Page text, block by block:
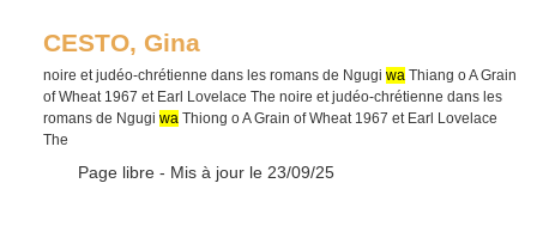
CESTO, Gina
noire et judéo-chrétienne dans les romans de Ngugi wa Thiang o A Grain
of Wheat 1967 et Earl Lovelace The noire et judéo-chrétienne dans les
romans de Ngugi wa Thiong o A Grain of Wheat 1967 et Earl Lovelace
The
Type :
Page libre - Mis à jour le 23/09/25